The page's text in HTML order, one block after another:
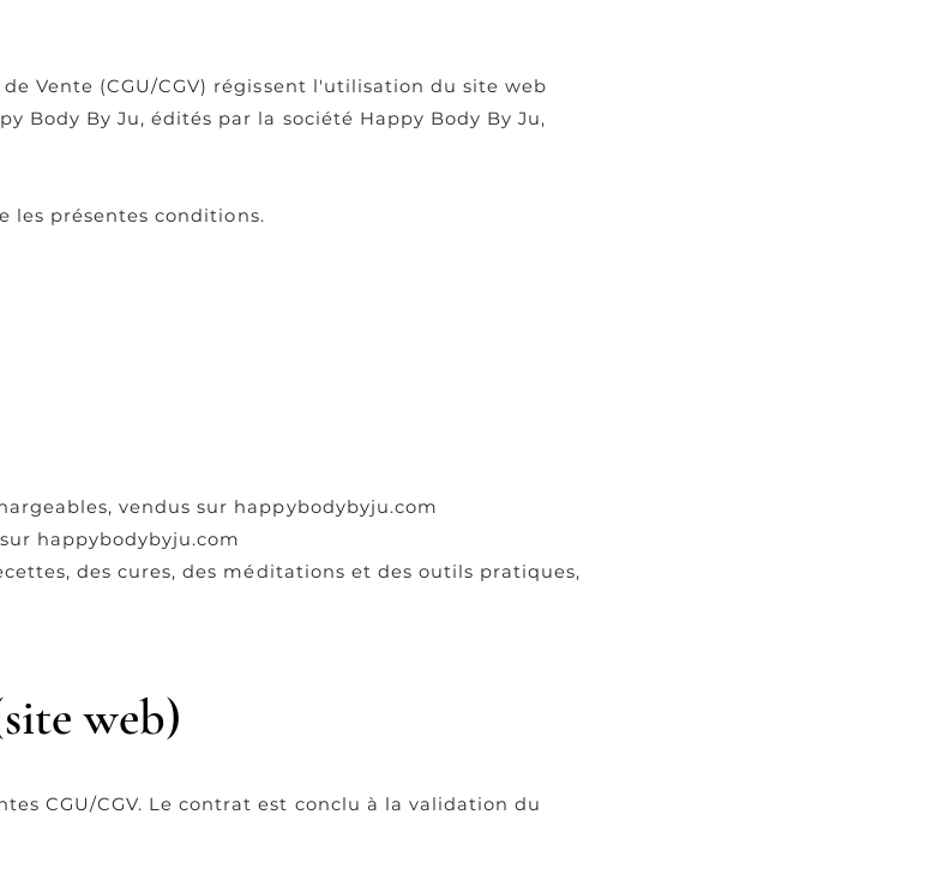
Vente (CGU/CGV) régissent l'utilisation du site web
Body By Ju, édités par la société Happy Body By Ju,
les présentes conditions.
vendus sur happybodybyju.com
happybodybyju.com
des cures, des méditations et des outils pratiques,
web)
CGU/CGV. Le contrat est conclu à la validation du